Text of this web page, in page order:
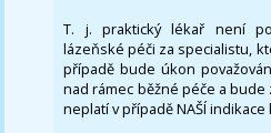
T. j. praktický lékař není
lázeňské péči za specialistu,
případě bude úkon
nad rámec běžné péče a bude
neplatí v případě NAŠÍ